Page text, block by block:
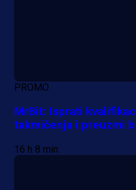
PROMO
MrBit: Isprati
takmičenja i preuzmi
16 h 8 min